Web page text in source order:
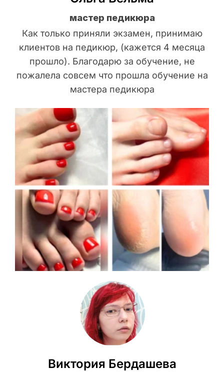
мастер педикюра
Как только приняли экзамен, принимаю
клиентов на педикюр, (кажется 4 месяца
прошло). Благодарю за обучение, не
пожалела совсем что прошла обучение на
мастера педикюра
Виктория Бердашева